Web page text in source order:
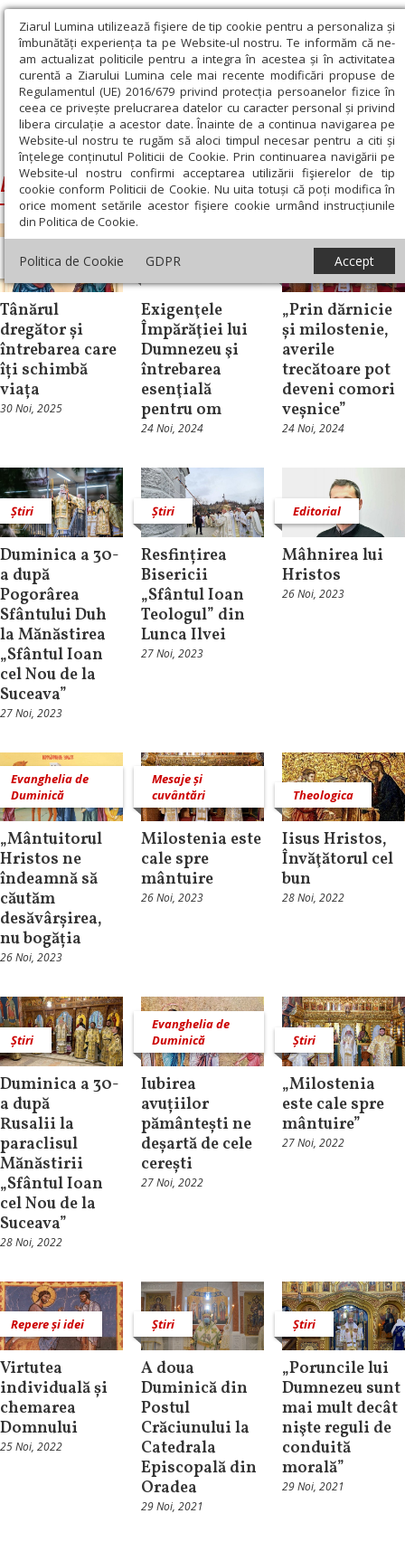
Ziarul Lumina utilizează fişiere de tip cookie pentru a personaliza și
îmbunătăți experiența ta pe Website-ul nostru. Te informăm că ne-
am actualizat politicile pentru a integra în acestea și în activitatea
curentă a Ziarului Lumina cele mai recente modificări propuse de
Regulamentul (UE) 2016/679 privind protecția persoanelor fizice în
ceea ce privește prelucrarea datelor cu caracter personal și privind
libera circulație a acestor date. Înainte de a continua navigarea pe
Website-ul nostru te rugăm să aloci timpul necesar pentru a citi și
înțelege conținutul Politicii de Cookie. Prin continuarea navigării pe
Website-ul nostru confirmi acceptarea utilizării fişierelor de tip
cookie conform Politicii de Cookie. Nu uita totuși că poți modifica în
orice moment setările acestor fişiere cookie urmând instrucțiunile
din Politica de Cookie.
Politica de Cookie GDPR Accept
Ziarul Lumina › Dregatorul bogat
Dregatorul bogat
Duminică
Tânărul
dregător și
întrebarea care
îți schimbă
viața
30 Noi, 2025
Duminică
Exigenţele
Împărăţiei lui
Dumnezeu şi
întrebarea
esenţială
pentru om
24 Noi, 2024
„Prin dărnicie
și milostenie,
averile
trecătoare pot
deveni comori
veșnice”
24 Noi, 2024
Știri
Duminica a 30-
a după
Pogorârea
Sfântului Duh
la Mănăstirea
„Sfântul Ioan
cel Nou de la
Suceava”
27 Noi, 2023
Știri
Resfințirea
Bisericii
„Sfântul Ioan
Teologul” din
Lunca Ilvei
27 Noi, 2023
Editorial
Mâhnirea lui
Hristos
26 Noi, 2023
Evanghelia de
Duminică
„Mântuitorul
Hristos ne
îndeamnă să
căutăm
desăvârșirea,
nu bogăția
26 Noi, 2023
Mesaje și
cuvântări
Milostenia este
cale spre
mântuire
26 Noi, 2023
Theologica
Iisus Hristos,
Învăţătorul cel
bun
28 Noi, 2022
Știri
Duminica a 30-
a după
Rusalii la
paraclisul
Mănăstirii
„Sfântul Ioan
cel Nou de la
Suceava”
28 Noi, 2022
Evanghelia de
Duminică
Iubirea
avuțiilor
pământești ne
deșartă de cele
cerești
27 Noi, 2022
Știri
„Milostenia
este cale spre
mântuire”
27 Noi, 2022
Repere și idei
Virtutea
individuală și
chemarea
Domnului
25 Noi, 2022
Știri
A doua
Duminică din
Postul
Crăciunului la
Catedrala
Episcopală din
Oradea
29 Noi, 2021
Știri
„Poruncile lui
Dumnezeu sunt
mai mult decât
nişte reguli de
conduită
morală”
29 Noi, 2021